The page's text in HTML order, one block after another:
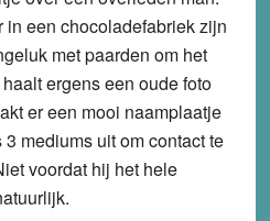
in een chocoladefabriek zijn
met paarden om het
ergens een oude foto
er een mooi naamplaatje
mediums uit om contact te
voordat hij het hele